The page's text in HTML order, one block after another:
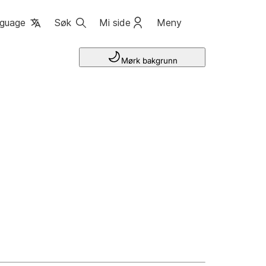
Søk Mi side Meny
Mørk bakgrunn